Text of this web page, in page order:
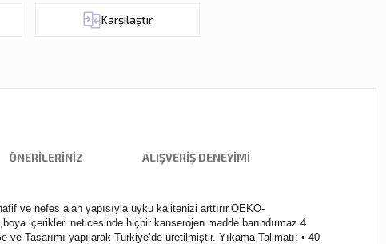
Karşılaştır
ÖNERILERINIZ ALIŞVERIŞ DENEYIMI
ve nefes alan yapısıyla uyku kalitenizi arttırır.OEKO-
içerikleri neticesinde hiçbir kanserojen madde barındırmaz.4
Tasarımı yapılarak Türkiye’de üretilmiştir. Yıkama Talimatı: • 40